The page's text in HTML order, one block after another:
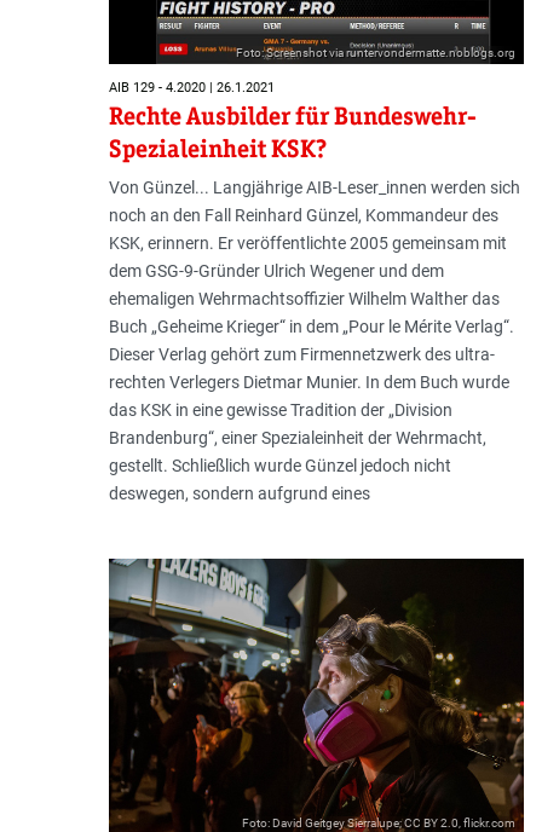
Foto: Screenshot via runtervondermatte.noblogs.org
AIB 129 - 4.2020 | 26.1.2021
Rechte Ausbilder für Bundeswehr-
Spezialeinheit KSK?
Von Günzel... Langjährige AIB-Leser_innen werden sich
noch an den Fall Reinhard Günzel, Kommandeur des
KSK, erinnern. Er veröffentlichte 2005 gemeinsam mit
dem GSG-9-Gründer Ulrich Wegener und dem
ehemaligen Wehrmachtsoffizier Wilhelm Walther das
Buch „Geheime Krieger“ in dem „Pour le Mérite Verlag“.
Dieser Verlag gehört zum Firmennetzwerk des ultra-
rechten Verlegers Dietmar Munier. In dem Buch wurde
das KSK in eine gewisse Tradition der „Division
Brandenburg“, einer Spezialeinheit der Wehrmacht,
gestellt. Schließlich wurde Günzel jedoch nicht
deswegen, sondern aufgrund eines
Foto: David Geitgey Sierralupe; CC BY 2.0, flickr.com